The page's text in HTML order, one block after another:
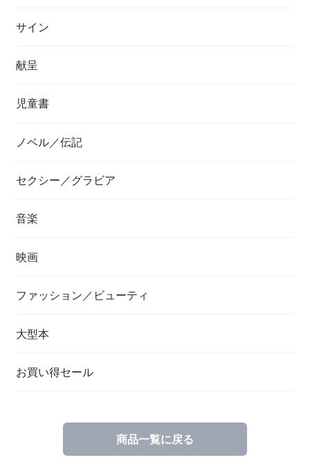
サイン
献呈
児童書
ノベル／伝記
セクシー／グラビア
音楽
映画
ファッション／ビューティ
大型本
お買い得セール
商品一覧に戻る